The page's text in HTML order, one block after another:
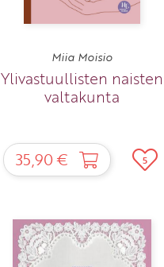
Miia Moisio
Ylivastuullisten naisten
valtakunta
35,90 € 5